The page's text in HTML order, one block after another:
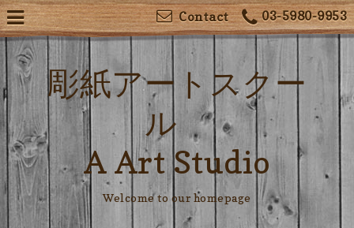
03-5980-9953
Contact
彫紙アートスクー
ル
A Art Studio
Welcome to our homepage